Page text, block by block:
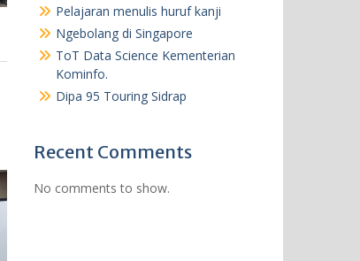
Pelajaran menulis huruf kanji
Ngebolang di Singapore
ToT Data Science Kementerian
Kominfo.
Dipa 95 Touring Sidrap
Recent Comments
No comments to show.